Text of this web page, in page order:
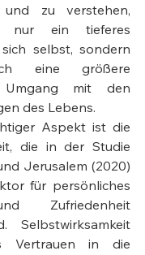
und zu verstehen,
nur ein tieferes
selbst, sondern
eine größere
mit den
des Lebens.
Aspekt ist die
die in der Studie
Jerusalem (2020)
für persönliches
Zufriedenheit
Selbstwirksamkeit
Vertrauen in die